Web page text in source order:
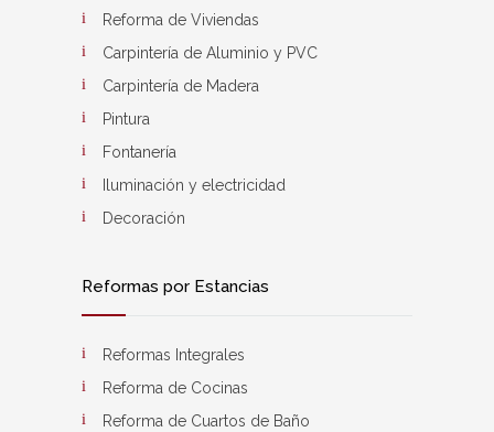
Reforma de Viviendas
Carpintería de Aluminio y PVC
Carpintería de Madera
Pintura
Fontanería
Iluminación y electricidad
Decoración
Reformas por Estancias
Reformas Integrales
Reforma de Cocinas
Reforma de Cuartos de Baño